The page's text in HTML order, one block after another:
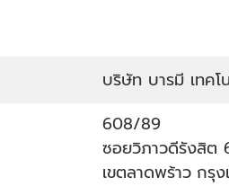
บริษัท บารมี เทค
608/89
ซอยวิภาวดีรังสิต
เขตลาดพร้าว กรุ